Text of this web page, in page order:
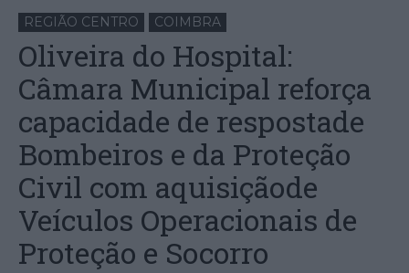
REGIÃO CENTRO COIMBRA
Oliveira do Hospital:
Câmara Municipal reforça
capacidade de respostade
Bombeiros e da Proteção
Civil com aquisiçãode
Veículos Operacionais de
Proteção e Socorro